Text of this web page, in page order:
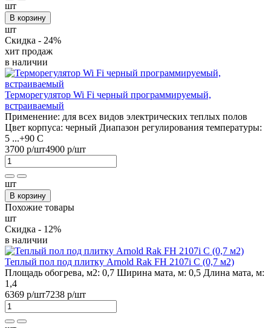
шт
В корзину
шт
Скидка - 24%
хит продаж
в наличии
Терморегулятор Wi Fi черный программируемый,
встраиваемый
Применение: для всех видов электрических теплых полов
Цвет корпуса: черный Диапазон регулирования температуры:
5 ...+90 С
3700 р/шт4900 р/шт
шт
В корзину
Похожие товары
шт
Скидка - 12%
в наличии
Теплый пол под плитку Arnold Rak FH 2107i С (0,7 м2)
Площадь обогрева, м2: 0,7 Ширина мата, м: 0,5 Длина мата, м:
1,4
6369 р/шт7238 р/шт